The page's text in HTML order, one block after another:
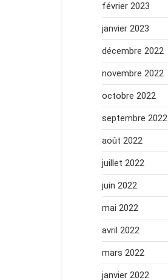
février 2023
janvier 2023
décembre 2022
novembre 2022
octobre 2022
septembre 2022
août 2022
juillet 2022
juin 2022
mai 2022
avril 2022
mars 2022
janvier 2022